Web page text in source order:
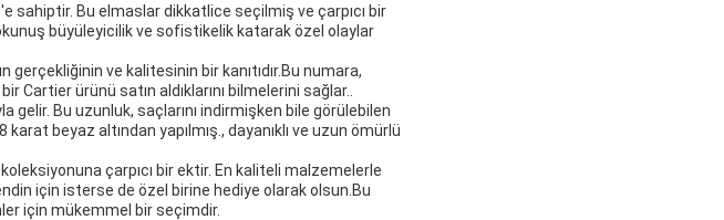
sahiptir. Bu elmaslar dikkatlice seçilmiş ve çarpıcı bir
büyüleyicilik ve sofistikelik katarak özel olaylar
ve kalitesinin bir kanıtıdır.Bu numara,
ürünü satın aldıklarını bilmelerini sağlar..
gelir. Bu uzunluk, saçlarını indirmişken bile görülebilen
beyaz altından yapılmış., dayanıklı ve uzun ömürlü
çarpıcı bir ektir. En kaliteli malzemelerle
için isterse de özel birine hediye olarak olsun.Bu
için mükemmel bir seçimdir.